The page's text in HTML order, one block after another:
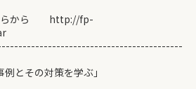
らから http://fp-
とその対策を学ぶ」